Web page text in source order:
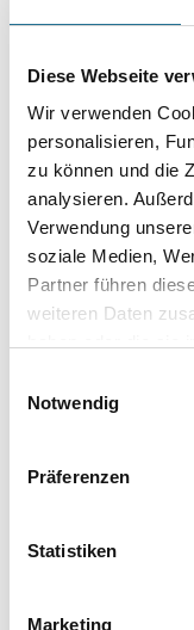
Diese Webseite
Wir verwenden
personalisieren,
zu können und die
analysieren.
Verwendung
soziale Medien,
Partner führen
weiteren Daten
Notwendig
Präferenzen
Statistiken
Marketing